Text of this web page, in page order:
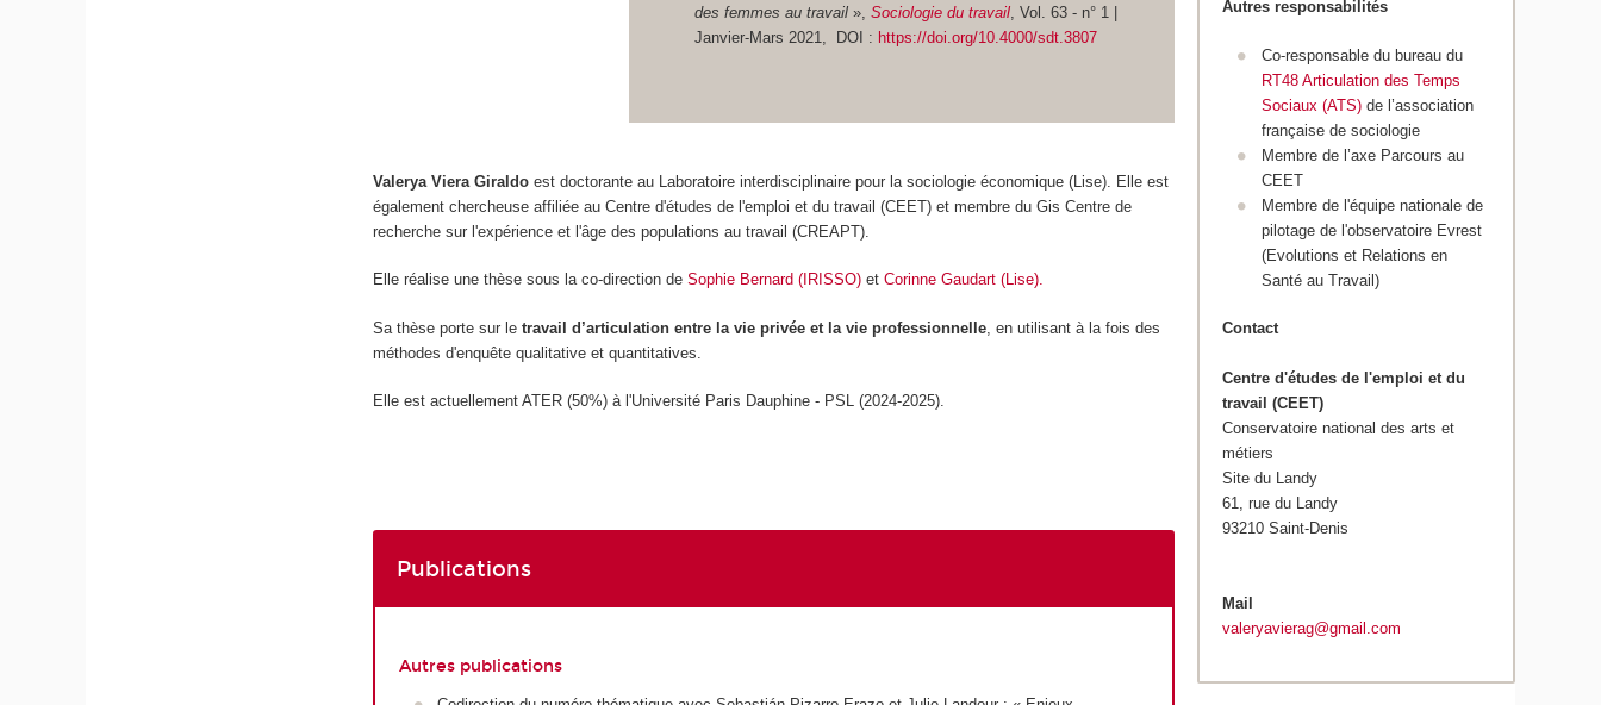
des femmes au travail», Sociologie du travail, Vol. 63 - n° 1 |
Janvier-Mars 2021, DOI : https://doi.org/10.4000/sdt.3807
Valerya Viera Giraldoest doctorante au Laboratoire interdisciplinaire pour la sociologie économique (Lise). Elle est
également chercheuse affiliée au Centre d'études de l'emploi et du travail (CEET) et membre du Gis Centre de
recherche sur l'expérience et l'âge des populations au travail (CREAPT).
Elle réalise une thèse sous la co-direction deSophie Bernard (IRISSO) etCorinne Gaudart (Lise).
Sa thèse porte sur letravail d’articulation entre la vie privée et la vie professionnelle , en utilisant à la fois des
méthodes d'enquête qualitative et quantitatives.
Elle est actuellement ATER (50%) à l'Université Paris Dauphine - PSL (2024-2025).
Publications
Autres publications
Autres responsabilités
Co-responsable du bureau du
RT48 Articulation des Temps
Sociaux (ATS)de l’association
française de sociologie
Membre de l’axe Parcours au
CEET
Membre de l'équipe nationale de
pilotage de l'observatoire Evrest
(Evolutions et Relations en
Santé au Travail)
Contact
Centre d'études de l'emploi et du
travail (CEET)
Conservatoire national des arts et
métiers
Site du Landy
61, rue du Landy
93210 Saint-Denis
Mail
valeryavierag@gmail.com